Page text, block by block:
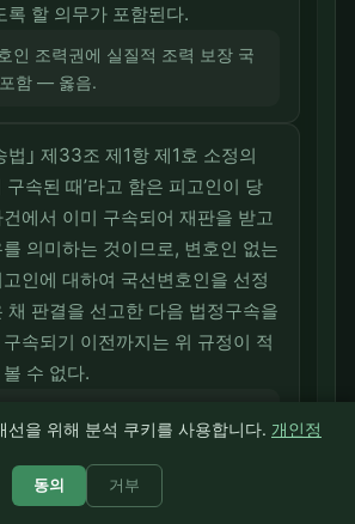
록 할 의무가 포함된다.
인 조력권에 실질적 조력 보장 국
함 — 옳음.
법｣ 제33조 제1항 제1호 소정의
구속된 때’라고 함은 피고인이 당
에서 이미 구속되어 재판을 받고
의미하는 것이므로, 변호인 없는
인에 대하여 국선변호인을 선정
채 판결을 선고한 다음 법정구속을
속되기 이전까지는 위 규정이 적
수 없다.
속 전엔 부적용 — 옳음.
반된 피고인들 중 어느 피고인이 법
선을 위해 분석 쿠키를 사용합니다. 개인정
동의 거부